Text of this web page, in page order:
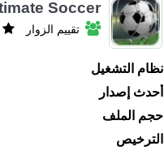
Soccer
تقييم الزوار
نظام التشغيل
أحدث إصدار
حجم الملف
الترخيص